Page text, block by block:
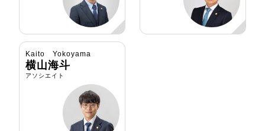
Kaito Yokoyama
横山海斗
アソシエイト